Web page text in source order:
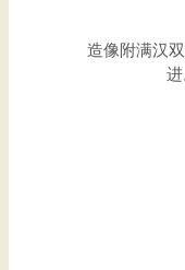
造像附满汉双